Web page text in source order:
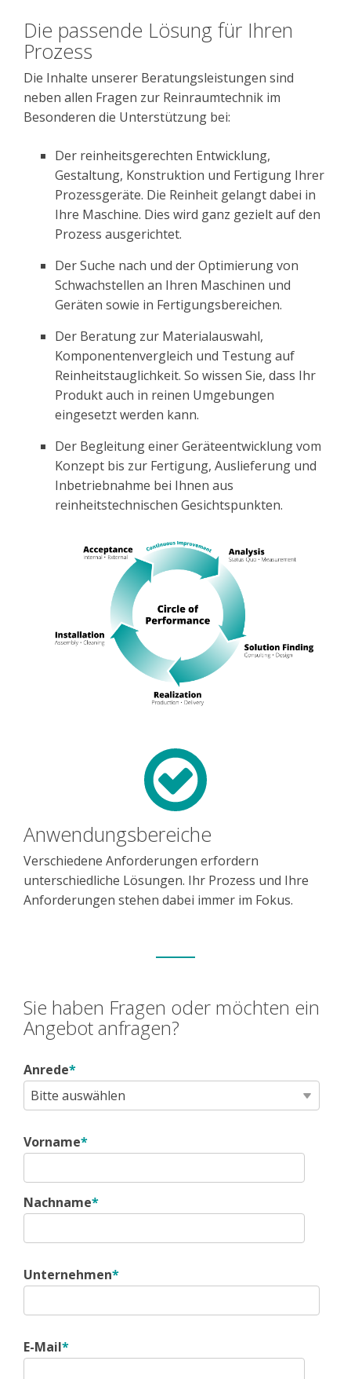
Die passende Lösung für Ihren
Prozess
Die Inhalte unserer Beratungsleistungen sind
neben allen Fragen zur Reinraumtechnik im
Besonderen die Unterstützung bei:
Der reinheitsgerechten Entwicklung,
Gestaltung, Konstruktion und Fertigung Ihrer
Prozessgeräte. Die Reinheit gelangt dabei in
Ihre Maschine. Dies wird ganz gezielt auf den
Prozess ausgerichtet.
Der Suche nach und der Optimierung von
Schwachstellen an Ihren Maschinen und
Geräten sowie in Fertigungsbereichen.
Der Beratung zur Materialauswahl,
Komponentenvergleich und Testung auf
Reinheitstauglichkeit. So wissen Sie, dass Ihr
Produkt auch in reinen Umgebungen
eingesetzt werden kann.
Der Begleitung einer Geräteentwicklung vom
Konzept bis zur Fertigung, Auslieferung und
Inbetriebnahme bei Ihnen aus
reinheitstechnischen Gesichtspunkten.
Anwendungsbereiche
Verschiedene Anforderungen erfordern
unterschiedliche Lösungen. Ihr Prozess und Ihre
Anforderungen stehen dabei immer im Fokus.
Sie haben Fragen oder möchten ein
Angebot anfragen?
Anrede*
Vorname*
Nachname*
Unternehmen*
E-Mail*